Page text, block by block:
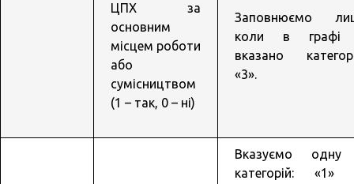
ЦПХ за
основним
місцем роботи
або
сумісництвом
(1 – так, 0 – ні)
Заповнюємо
коли в графі
вказано
«3».
Вказуємо
категорій: